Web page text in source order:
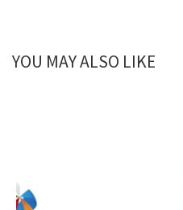
YOU MAY ALSO LIKE